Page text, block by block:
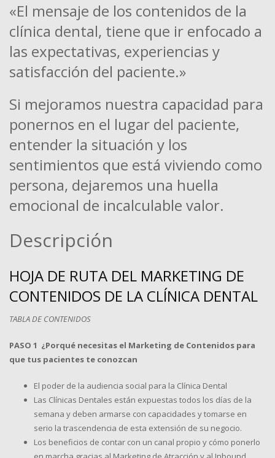
«El mensaje de los contenidos de la
clínica dental, tiene que ir enfocado a
las expectativas, experiencias y
satisfacción del paciente.»
Si mejoramos nuestra capacidad para
ponernos en el lugar del paciente,
entender la situación y los
sentimientos que está viviendo como
persona, dejaremos una huella
emocional de incalculable valor.
Descripción
HOJA DE RUTA DEL MARKETING DE
CONTENIDOS DE LA CLÍNICA DENTAL
TABLA DE CONTENIDOS
PASO 1 ¿Porqué necesitas el Marketing de Contenidos para
que tus pacientes te conozcan
El poder de la audiencia social para la Clínica Dental
Las Clínicas Dentales están expuestas todos los días de la
semana y deben armarse con capacidades y tomarse en
serio la trascendencia de esta extensión de su negocio.
Los beneficios de contar con un canal propio y cómo ponerlo